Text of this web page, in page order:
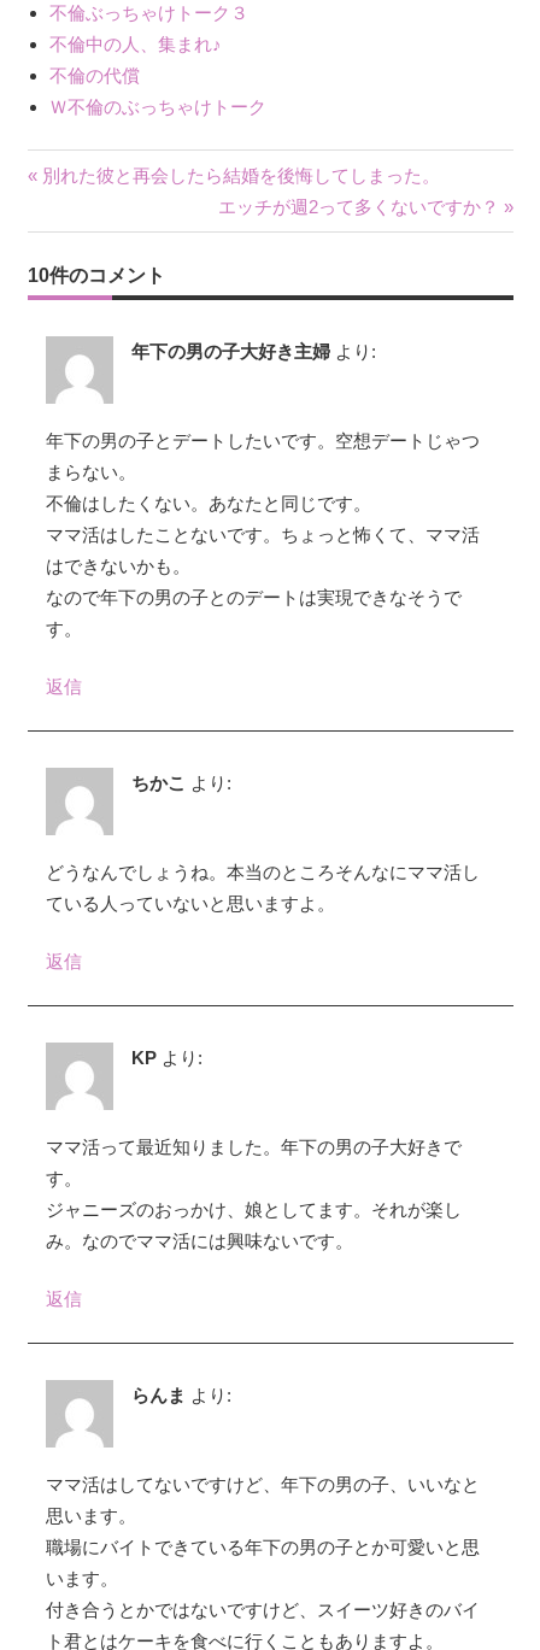
不倫ぶっちゃけトーク３
不倫中の人、集まれ♪
不倫の代償
Ｗ不倫のぶっちゃけトーク
ナ
ゲ
ー
シ
ョ
ン
« 別れた彼と再会したら結婚を後悔してしまった。
エッチが週2って多くないですか？ »
10件のコメント
年下の男の子大好き主婦 より:
年下の男の子とデートしたいです。空想デートじゃつ
まらない。
不倫はしたくない。あなたと同じです。
ママ活はしたことないです。ちょっと怖くて、ママ活
はできないかも。
なので年下の男の子とのデートは実現できなそうで
す。
返信
ちかこ より:
どうなんでしょうね。本当のところそんなにママ活し
ている人っていないと思いますよ。
返信
KP より:
ママ活って最近知りました。年下の男の子大好きで
す。
ジャニーズのおっかけ、娘としてます。それが楽し
み。なのでママ活には興味ないです。
返信
らんま より:
ママ活はしてないですけど、年下の男の子、いいなと
思います。
職場にバイトできている年下の男の子とか可愛いと思
います。
付き合うとかではないですけど、スイーツ好きのバイ
ト君とはケーキを食べに行くこともありますよ。